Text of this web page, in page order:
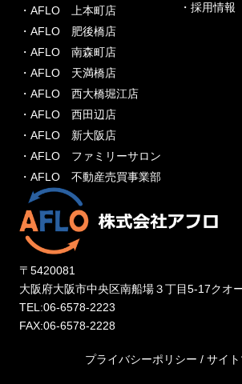
・AFLO 上本町店
・AFLO 肥後橋店
・AFLO 南森町店
・AFLO 天満橋店
・AFLO 西大橋堀江店
・AFLO 西田辺店
・AFLO 新大阪店
・AFLO ファミリーサロン
・AFLO 不動産売買事業部
・採用情報
〒5420081
大阪府大阪市中央区南船場３丁目5-17クオ
TEL:06-6578-2223
FAX:06-6578-2228
プライバシーポリシー / サイ